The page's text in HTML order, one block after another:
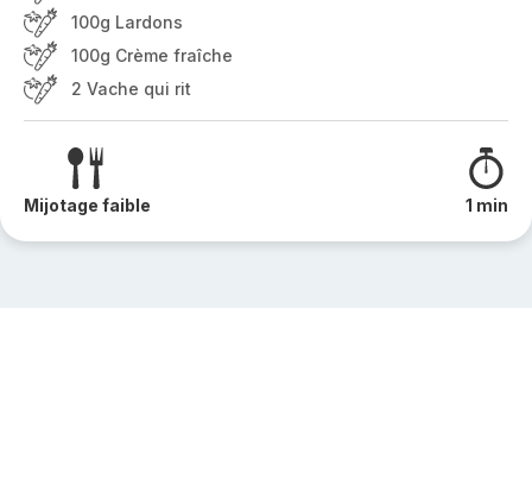
100g Lardons
100g Crème fraîche
2 Vache qui rit
Mijotage faible 1 min